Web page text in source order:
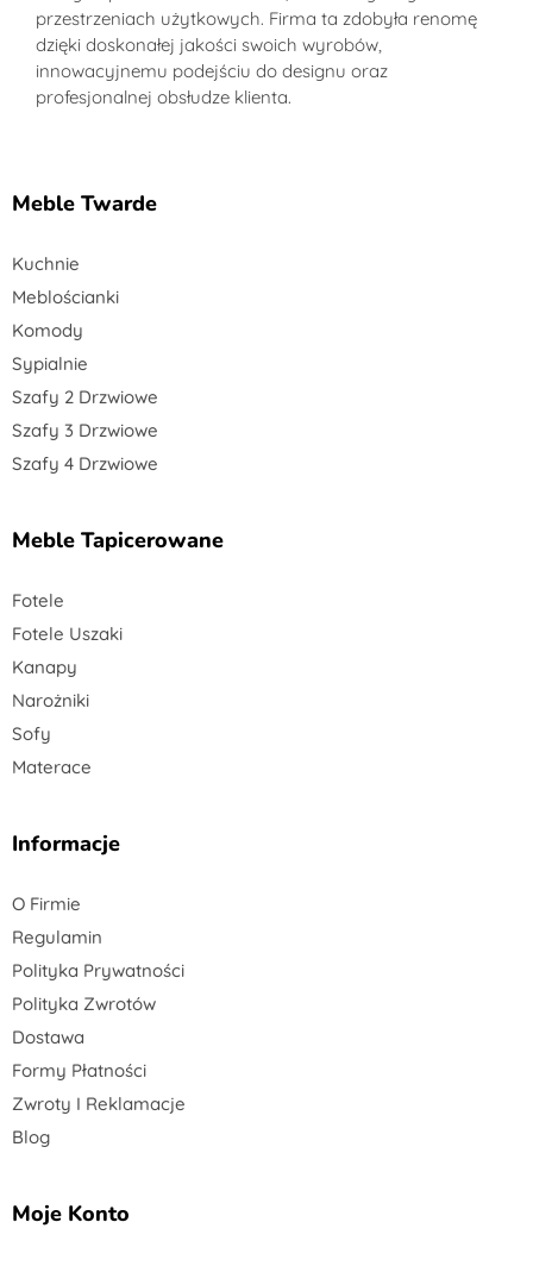
przestrzeniach użytkowych. Firma ta zdobyła renomę
dzięki doskonałej jakości swoich wyrobów,
innowacyjnemu podejściu do designu oraz
profesjonalnej obsłudze klienta.
Meble Twarde
Kuchnie
Meblościanki
Komody
Sypialnie
Szafy 2 Drzwiowe
Szafy 3 Drzwiowe
Szafy 4 Drzwiowe
Meble Tapicerowane
Fotele
Fotele Uszaki
Kanapy
Narożniki
Sofy
Materace
Informacje
O Firmie
Regulamin
Polityka Prywatności
Polityka Zwrotów
Dostawa
Formy Płatności
Zwroty I Reklamacje
Blog
Moje Konto